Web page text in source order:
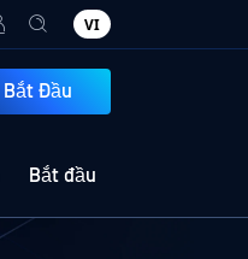
VI
Bắt Đầu
Bắt đầu